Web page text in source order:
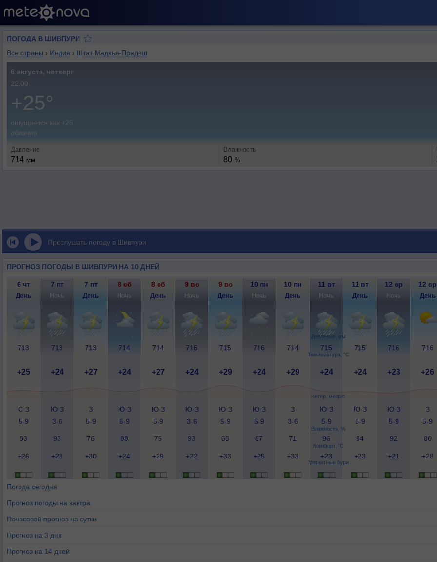
ПОГОДА В ШИВПУРИ
Все страны › Индия › Штат Мадхья-Прадеш
6 августа, четверг
22:00
+25°
ощущается как +26
облачно
Давление
714 мм
Влажность
80 %
Прослушать погоду в Шивпури
ПРОГНОЗ ПОГОДЫ В ШИВПУРИ НА 10 ДНЕЙ
Давление, мм
Температура, °C
Ветер, метр/с
Влажность, %
Комфорт, °C
Магнитные бури
6 чт 7 пт 7 пт 8 сб 8 сб 9 вс 9 вс 10 пн 10 пн 11 вт 11 вт 12 ср 12 ср
День Ночь День Ночь День Ночь День Ночь День Ночь День Ночь День
713 713 713 714 714 716 715 716 714 715 715 716 716
+25 +24 +27 +24 +27 +24 +29 +24 +29 +24 +24 +23 +26
С-З
5-9
Ю-З
3-6
З
5-9
Ю-З
5-9
Ю-З
5-9
Ю-З
3-6
Ю-З
5-9
Ю-З
5-9
З
3-6
Ю-З
5-9
Ю-З
5-9
Ю-З
5-9
З
5-9
83 93 76 88 75 93 68 87 71 96 94 92 80
+26 +23 +30 +24 +29 +22 +33 +25 +33 +23 +23 +21 +28
Погода сегодня
Прогноз погоды на завтра
Почасовой прогноз на сутки
Прогноз на 3 дня
Прогноз на 14 дней